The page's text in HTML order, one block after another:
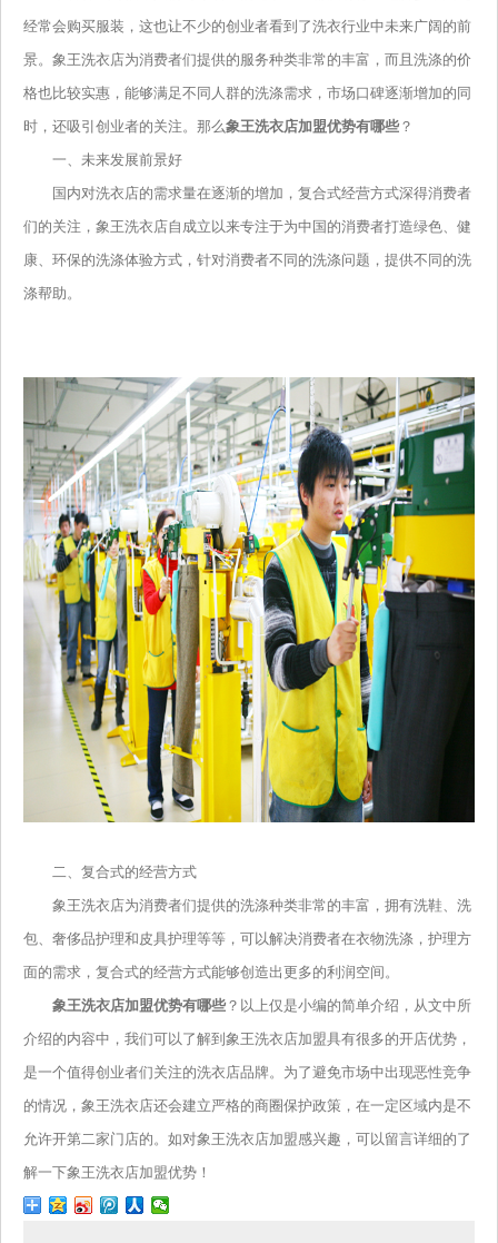
经常会购买服装，这也让不少的创业者看到了洗衣行业中未来广阔的前
景。象王洗衣店为消费者们提供的服务种类非常的丰富，而且洗涤的价
格也比较实惠，能够满足不同人群的洗涤需求，市场口碑逐渐增加的同
时，还吸引创业者的关注。那么象王洗衣店加盟优势有哪些？
一、未来发展前景好
国内对洗衣店的需求量在逐渐的增加，复合式经营方式深得消费者
们的关注，象王洗衣店自成立以来专注于为中国的消费者打造绿色、健
康、环保的洗涤体验方式，针对消费者不同的洗涤问题，提供不同的洗
涤帮助。
二、复合式的经营方式
象王洗衣店为消费者们提供的洗涤种类非常的丰富，拥有洗鞋、洗
包、奢侈品护理和皮具护理等等，可以解决消费者在衣物洗涤，护理方
面的需求，复合式的经营方式能够创造出更多的利润空间。
象王洗衣店加盟优势有哪些？以上仅是小编的简单介绍，从文中所
介绍的内容中，我们可以了解到象王洗衣店加盟具有很多的开店优势，
是一个值得创业者们关注的洗衣店品牌。为了避免市场中出现恶性竞争
的情况，象王洗衣店还会建立严格的商圈保护政策，在一定区域内是不
允许开第二家门店的。如对象王洗衣店加盟感兴趣，可以留言详细的了
解一下象王洗衣店加盟优势！